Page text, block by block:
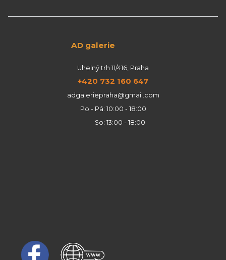
AD galerie
Uhelný trh 11/416, Praha
+420 732 160 647
adgaleriepraha@gmail.com
Po - Pá: 10:00 - 18:00
So: 13:00 - 18:00